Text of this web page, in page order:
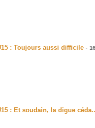
: Toujours aussi difficile -
: Et soudain, la digue